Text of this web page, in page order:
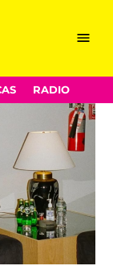
Menu
RADIO